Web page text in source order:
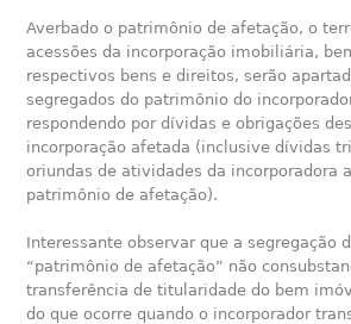
Averbado o patrimônio de afetação, o
acessões da incorporação imobiliária,
respectivos bens e direitos, serão
segregados do patrimônio do
respondendo por dívidas e obrigações
incorporação afetada (inclusive dívidas
oriundas de atividades da incorporadora
patrimônio de afetação).
Interessante observar que a segregação
“patrimônio de afetação” não
transferência de titularidade do bem
do que ocorre quando o incorporador